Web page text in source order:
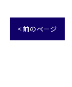
< 前のページ